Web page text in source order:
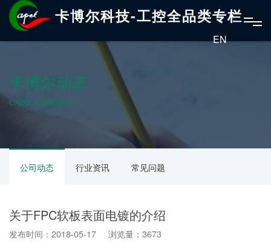
卡博尔科技-工控全品类专栏
EN
卡博尔动态
CABOL DYNAMICS
公司动态 行业资讯 常见问题
关于FPC软板表面电镀的介绍
发布时间：2018-05-17 浏览量：3673